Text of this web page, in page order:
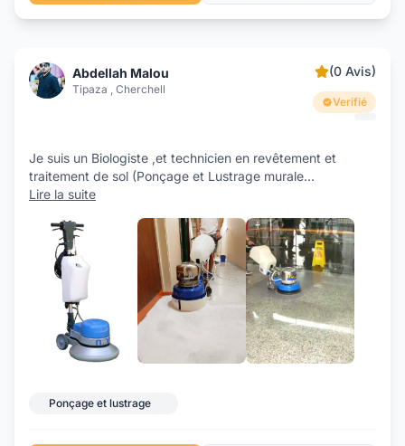
Abdellah Malou
Tipaza , Cherchell
(0 Avis)
Verifié
Je suis un Biologiste ,et technicien en revêtement et
traitement de sol (Ponçage et Lustrage murale...
Lire la suite
Ponçage et lustrage